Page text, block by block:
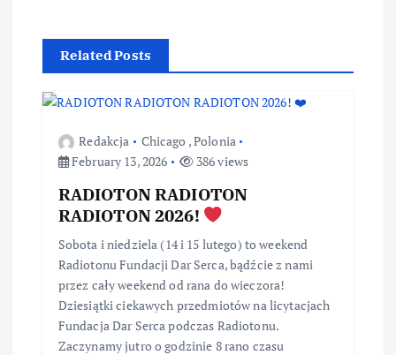
Related Posts
Redakcja Chicago ,Polonia
February 13, 2026
386 views
RADIOTON RADIOTON
RADIOTON 2026!
Sobota i niedziela (14 i 15 lutego) to weekend
Radiotonu Fundacji Dar Serca, bądźcie z nami
przez cały weekend od rana do wieczora!
Dziesiątki ciekawych przedmiotów na licytacjach
Fundacja Dar Serca podczas Radiotonu.
Zaczynamy jutro o godzinie 8 rano czasu